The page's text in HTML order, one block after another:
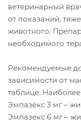
ветеринарный
от показаний,
животного.
необходимого
Рекомендуемые
зависимости от
таблице.
Эмпазекс 3 мг –
Эмпазекс 6 мг –